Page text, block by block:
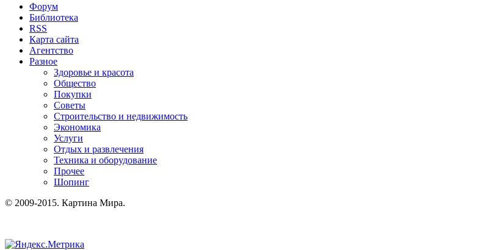
Форум
Библиотека
RSS
Карта сайта
Агентство
Разное
Здоровье и красота
Общество
Покупки
Советы
Строительство и недвижимость
Экономика
Услуги
Отдых и развлечения
Техника и оборудование
Прочее
Шопинг
© 2009-2015. Картина Мира.